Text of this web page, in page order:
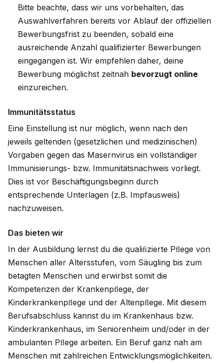
Bitte beachte, dass wir uns vorbehalten, das
Auswahlverfahren bereits vor Ablauf der offiziellen
Bewerbungsfrist zu beenden, sobald eine
ausreichende Anzahl qualifizierter Bewerbungen
eingegangen ist. Wir empfehlen daher, deine
Bewerbung möglichst zeitnah bevorzugt online
einzureichen.
Immunitätsstatus
Eine Einstellung ist nur möglich, wenn nach den
jeweils geltenden (gesetzlichen und medizinischen)
Vorgaben gegen das Masernvirus ein vollständiger
Immunisierungs- bzw. Immunitätsnachweis vorliegt.
Dies ist vor Beschäftigungsbeginn durch
entsprechende Unterlagen (z.B. Impfausweis)
nachzuweisen.
Das bieten wir
In der Ausbildung lernst du die qualiﬁzierte Pﬂege von
Menschen aller Altersstufen, vom Säugling bis zum
betagten Menschen und erwirbst somit die
Kompetenzen der Krankenpﬂege, der
Kinderkrankenpﬂege und der Altenpﬂege. Mit diesem
Berufsabschluss kannst du im Krankenhaus bzw.
Kinderkrankenhaus, im Seniorenheim und/oder in der
ambulanten Pﬂege arbeiten. Ein Beruf ganz nah am
Menschen mit zahlreichen Entwicklungsmöglichkeiten.